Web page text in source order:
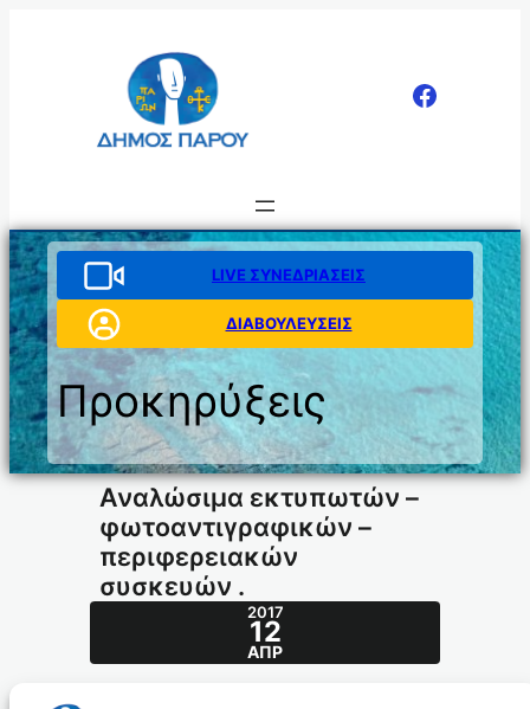
LIVE ΣΥΝΕΔΡΙΑΣΕΙΣ
ΔΙΑΒΟΥΛΕΥΣΕΙΣ
Προκηρύξεις
Αναλώσιμα εκτυπωτών –
φωτοαντιγραφικών –
περιφερειακών
συσκευών .
2017
12
ΑΠΡ